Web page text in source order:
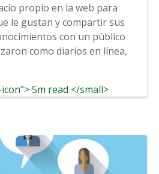
propio en la web para
le gustan y compartir sus
con un público
como diarios en línea,
5m read </small>